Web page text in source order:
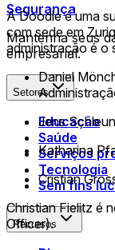
Segurança
Mantenha seus
empresarial.
Setores
Educação
Saúde
Serviços
Tecnologia
Sem fins
Recursos
A Doodle é uma
com sede em
administração é o
Daniel
Jens
Katharina
Cristian
Christian Fielitz é
Officer).